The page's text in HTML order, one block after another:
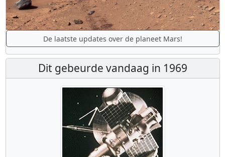
De laatste updates over de planeet Mars!
Dit gebeurde vandaag in 1969